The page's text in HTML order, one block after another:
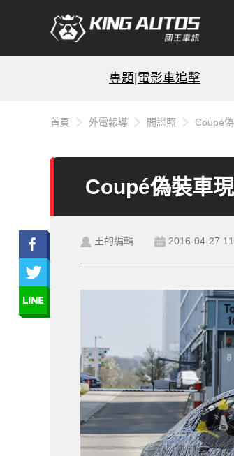
專題|電影車追擊
首頁 外電報導 間諜照 Coupé
Coupé偽裝車
王的編輯 2016-04-27